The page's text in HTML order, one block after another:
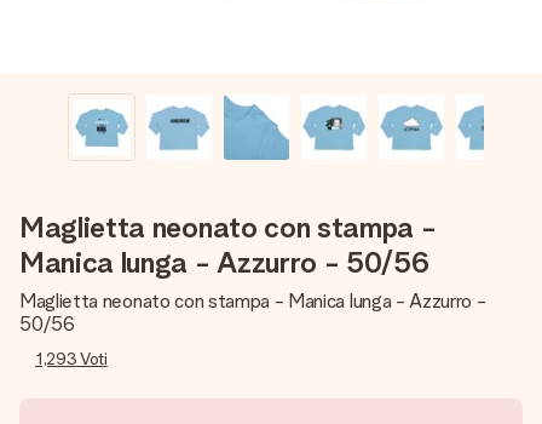
Maglietta neonato con stampa -
Manica lunga - Azzurro - 50/56
Maglietta neonato con stampa - Manica lunga - Azzurro -
50/56
1,293Voti